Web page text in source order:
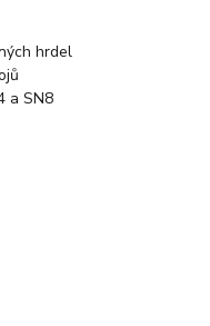
hrdel
a SN8